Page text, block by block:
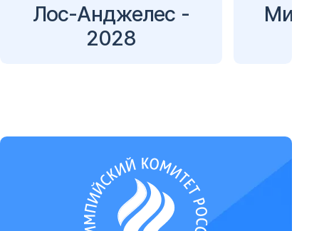
Лос-Анджелес -
2028